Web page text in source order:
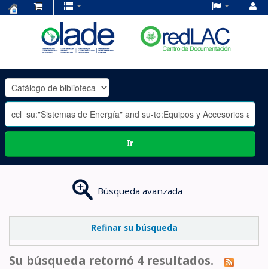
OLADE
-
Ir
Búsqueda avanzada
Refinar su búsqueda
Su búsqueda retornó 4 resultados.